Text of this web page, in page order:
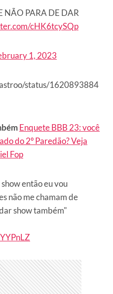
NÃO PARA DE DAR
cHK6tcySQp
1, 2023
status/1620893884
Enquete BBB 23: você
do 2º Paredão? Veja
Fop
então eu vou
não me chamam de
show também"